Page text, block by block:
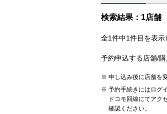
検索結果：1店舗
全1件中1件目を表
予約申込する店舗/
申し込み後に店舗を
予約手続きにはログ
ドコモ回線にてアク
確認ください。